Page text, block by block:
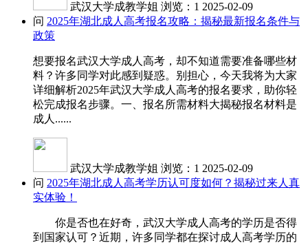
武汉大学成教学姐 浏览：1 2025-02-09
问 2025年湖北成人高考报名攻略：揭秘最新报名条件与
政策
想要报名武汉大学成人高考，却不知道需要准备哪些材
料？许多同学对此感到疑惑。别担心，今天我将为大家
详细解析2025年武汉大学成人高考的报名要求，助你轻
松完成报名步骤。一、报名所需材料大揭秘报名材料是
成人......
武汉大学成教学姐 浏览：1 2025-02-09
问 2025年湖北成人高考学历认可度如何？揭秘过来人真
实体验！
你是否也在好奇，武汉大学成人高考的学历是否得
到国家认可？近期，许多同学都在探讨成人高考学历的